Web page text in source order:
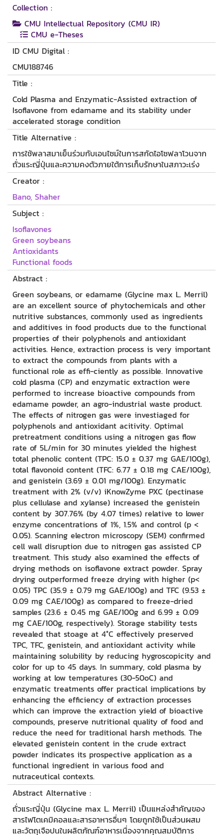
Collection :
CMU Intellectual Repository (CMU IR)
CMU e-Theses
ID CMU Digital :
CMU188746
Title :
Cold Plasma and Enzymatic-Assisted extraction of
Isoflavone from edamame and its stability under
accelerated storage condition
Title Alternative :
การใช้พลาสมาเย็นร่วมกับเอนไซม์ในการสกัดไอโซฟลาโวนจาก
ถั่วแระญี่ปุ่นและความคงตัวภายใต้การเก็บรักษาในสภาวะเร่ง
Creator :
Bano, Shaher
Subject :
Isoflavones
Green soybeans
Antioxidants
Functional foods
Abstract :
Green soybeans, or edamame (Glycine max L. Merril)
are an excellent source of phytochemicals and other
nutritive substances, commonly used as ingredients
and additives in food products due to the functional
properties of their polyphenols and antioxidant
activities. Hence, extraction process is very important
to extract the compounds from plants with a
functional role as effi-ciently as possible. Innovative
cold plasma (CP) and enzymatic extraction were
performed to increase bioactive compounds from
edamame powder, an agro-industrial waste product.
The effects of nitrogen gas were investiaged for
polyphenols and antioxidant acitivity. Optimal
pretreatment conditions using a nitrogen gas flow
rate of 5L/min for 30 minutes yielded the highest
total phenolic content (TPC: 15.0 ± 0.37 mg GAE/100g),
total flavonoid content (TFC: 6.77 ± 0.18 mg CAE/100g),
and genistein (3.69 ± 0.01 mg/100g). Enzymatic
treatment with 2% (v/v) iKnowZyme PXC (pectinase
plus cellulase and xylanse) increased the genistein
content by 307.76% (by 4.07 times) relative to lower
enzyme concentrations of 1%, 1.5% and control (p <
0.05). Scanning electron microscopy (SEM) confirmed
cell wall disruption due to nitrogen gas assisted CP
treatment. This study also examined the effects of
drying methods on isoflavone extract powder. Spray
drying outperformed freeze drying with higher (p<
0.05) TPC (35.9 ± 0.79 mg GAE/100g) and TFC (9.53 ±
0.09 mg CAE/100g) as compared to freeze-dried
samples (23.6 ± 0.45 mg GAE/100g and 6.99 ± 0.09
mg CAE/100g, respectively). Storage stability tests
revealed that stoage at 4°C effectively preserved
TPC, TFC, genistein, and antioxidant activity while
maintaining solubility by reducing hygroscopicity and
color for up to 45 days. In summary, cold plasma by
working at low temperatures (30-50oC) and
enzymatic treatments offer practical implications by
enhancing the efficiency of extraction processes
which can improve the extraction yield of bioactive
compounds, preserve nutritional quality of food and
reduce the need for traditional harsh methods. The
elevated genistein content in the crude extract
powder indicates its prospective application as a
functional ingredient in various food and
nutraceutical contexts.
Abstract Alternative :
ถั่วแระญี่ปุ่น (Glycine max L. Merril) เป็นแหล่งสำคัญของ
สารไฟโตเคมิคอลและสารอาหารอื่นๆ โดยถูกใช้เป็นส่วนผสม
และวัตถุเจือปนในผลิตภัณฑ์อาหารเนื่องจากคุณสมบัติการ